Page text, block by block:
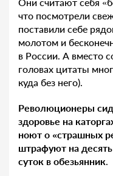
что посмотрели
поставили себе
молотом и
в России. А вместо
головах цитаты
куда без него).
Революционеры
здоровье на
ноют о «страшных
штрафуют на
суток в обезьянник.